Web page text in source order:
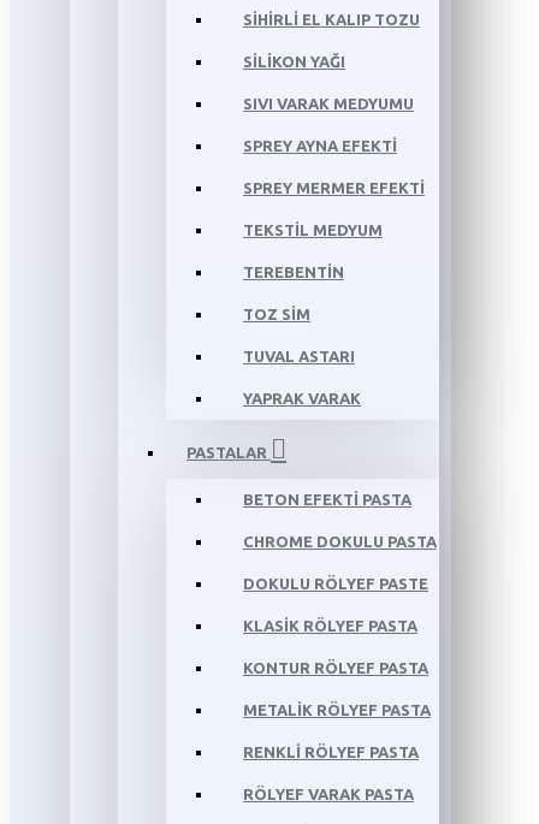
SİHİRLİ EL KALIP TOZU
SİLİKON YAĞI
SIVI VARAK MEDYUMU
SPREY AYNA EFEKTİ
SPREY MERMER EFEKTİ
TEKSTİL MEDYUM
TEREBENTİN
TOZ SİM
TUVAL ASTARI
YAPRAK VARAK
PASTALAR
BETON EFEKTİ PASTA
CHROME DOKULU PASTA
DOKULU RÖLYEF PASTE
KLASİK RÖLYEF PASTA
KONTUR RÖLYEF PASTA
METALİK RÖLYEF PASTA
RENKLİ RÖLYEF PASTA
RÖLYEF VARAK PASTA